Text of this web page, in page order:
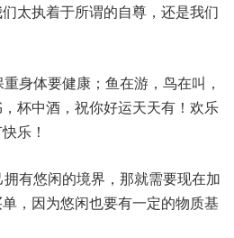
太执着于所谓的自尊，还是我们
身体要健康；鱼在游，鸟在叫，
杯中酒，祝你好运天天有！欢乐
乐！
有悠闲的境界，那就需要现在加
，因为悠闲也要有一定的物质基